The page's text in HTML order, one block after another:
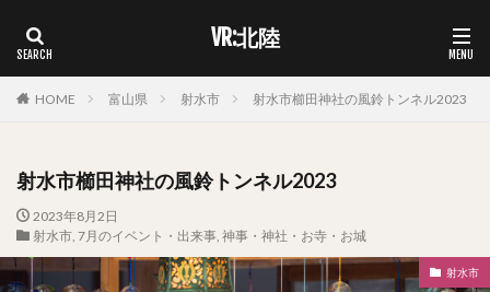
VR:北陸
HOME 富山県 射水市 射水市櫛田神社の風鈴トンネル2023
射水市櫛田神社の風鈴トンネル2023
2023年8月2日
射水市, 7月のイベント・出来事, 神事・神社・お寺・お城
射水市